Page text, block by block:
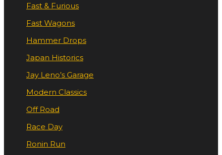
Fast & Furious
Fast Wagons
Hammer Drops
Japan Historics
Jay Leno’s Garage
Modern Classics
Off Road
Race Day
Ronin Run